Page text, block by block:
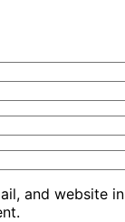
and website